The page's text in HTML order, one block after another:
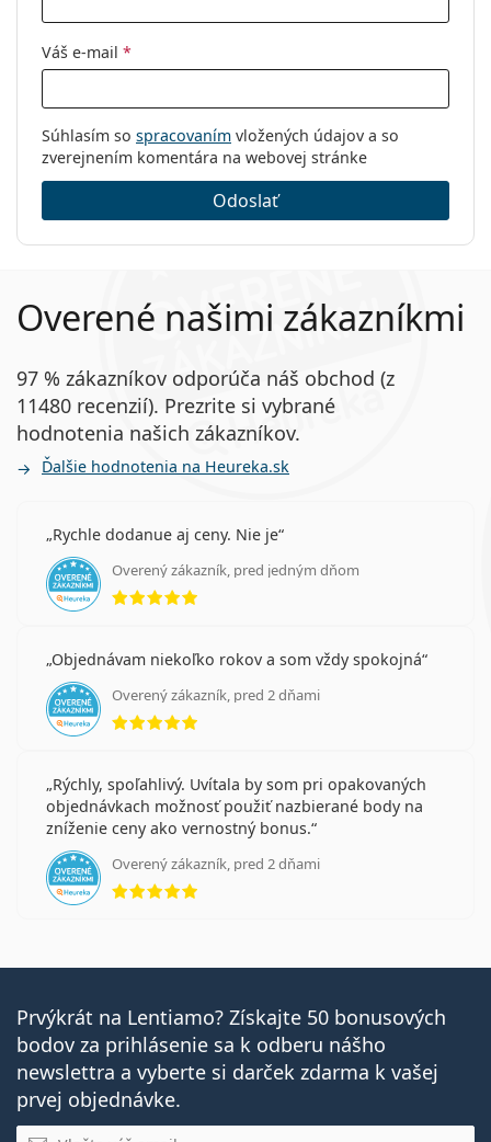
Váš e-mail *
Súhlasím so spracovaním vložených údajov a so
zverejnením komentára na webovej stránke
Odoslať
Overené našimi zákazníkmi
97 % zákazníkov odporúča náš obchod (z
11480 recenzií). Prezrite si vybrané
hodnotenia našich zákazníkov.
Ďalšie hodnotenia na Heureka.sk
Rychle dodanue aj ceny. Nie je
Overený zákazník, pred jedným dňom
hodnotenie 5 z 5
Objednávam niekoľko rokov a som vždy spokojná
Overený zákazník, pred 2 dňami
hodnotenie 5 z 5
Rýchly, spoľahlivý. Uvítala by som pri opakovaných
objednávkach možnosť použiť nazbierané body na
zníženie ceny ako vernostný bonus.
Overený zákazník, pred 2 dňami
hodnotenie 5 z 5
Prvýkrát na Lentiamo? Získajte 50 bonusových
bodov za prihlásenie sa k odberu nášho
newslettra a vyberte si darček zdarma k vašej
prvej objednávke.
E-mail